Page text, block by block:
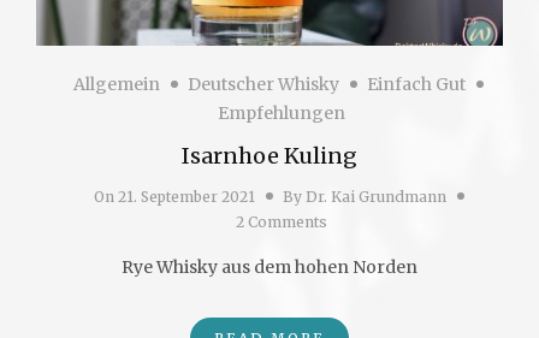
Allgemein Deutscher Whisky
Einfach Gut
Empfehlungen
Isarnhoe Kuling
On 21. September 2021 By Dr. Kai Grundmann
2 Comments
Rye Whisky aus dem hohen Norden